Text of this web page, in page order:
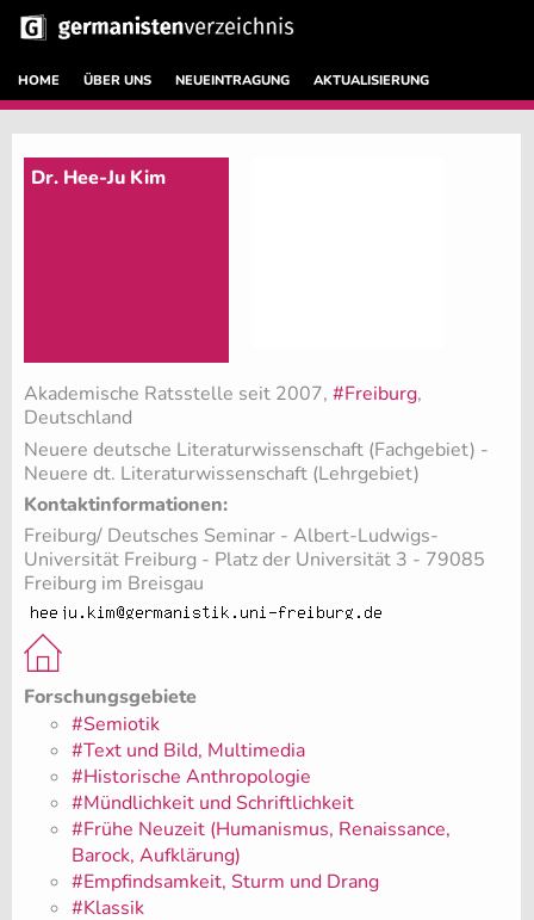
HOME ÜBER UNS NEUEINTRAGUNG AKTUALISIERUNG
Dr. Hee-Ju Kim
Akademische Ratsstelle seit 2007, #Freiburg,
Deutschland
Neuere deutsche Literaturwissenschaft (Fachgebiet) -
Neuere dt. Literaturwissenschaft (Lehrgebiet)
Kontaktinformationen:
Freiburg/ Deutsches Seminar - Albert-Ludwigs-
Universität Freiburg - Platz der Universität 3 - 79085
Freiburg im Breisgau
Forschungsgebiete
#Semiotik
#Text und Bild, Multimedia
#Historische Anthropologie
#Mündlichkeit und Schriftlichkeit
#Frühe Neuzeit (Humanismus, Renaissance,
Barock, Aufklärung)
#Empfindsamkeit, Sturm und Drang
#Klassik